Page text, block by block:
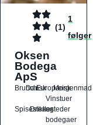
(1)
1
følger
Oksen
Bodega
ApS
Brunch
DanskEuropæiskMorgenmad
Spisesteder
Drikkesteder
Vinstuer
og
bodegaer